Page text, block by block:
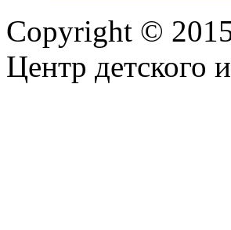
Copyright ©
Центр детского